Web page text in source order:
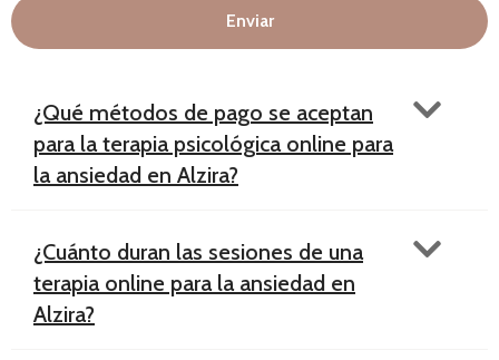
Enviar
¿Qué métodos de pago se aceptan
para la terapia psicológica online para
la ansiedad en Alzira?
¿Cuánto duran las sesiones de una
terapia online para la ansiedad en
Alzira?